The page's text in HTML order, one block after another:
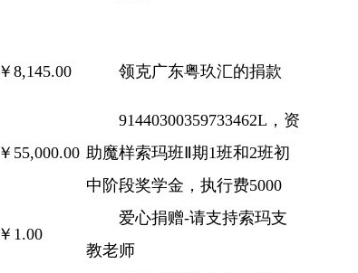
￥8,145.00 领克广东粤玖汇的捐款
￥55,000.00
91440300359733462L，资
助魔样索玛班Ⅱ期1班和2班初
中阶段奖学金，执行费5000
￥1.00
爱心捐赠-请支持索玛支
教老师